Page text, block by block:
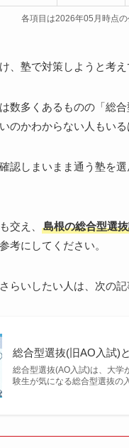
各項目は2026年05月時点の
、塾で対策しようと考え
数多くあるものの「総
のかわからない人もいる
認しまいまま通う塾を
交え、 島根の総合型選
考にしてください。
らいしたい人は、次の記
総合型選抜(旧AO入試)
総合型選抜(AO入試)は、大学
験生が気になる総合型選抜の